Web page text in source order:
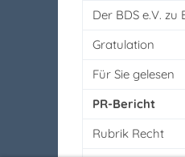
Der BDS e.V.
Gratulation
Für Sie gelesen
PR-Bericht
Rubrik Recht